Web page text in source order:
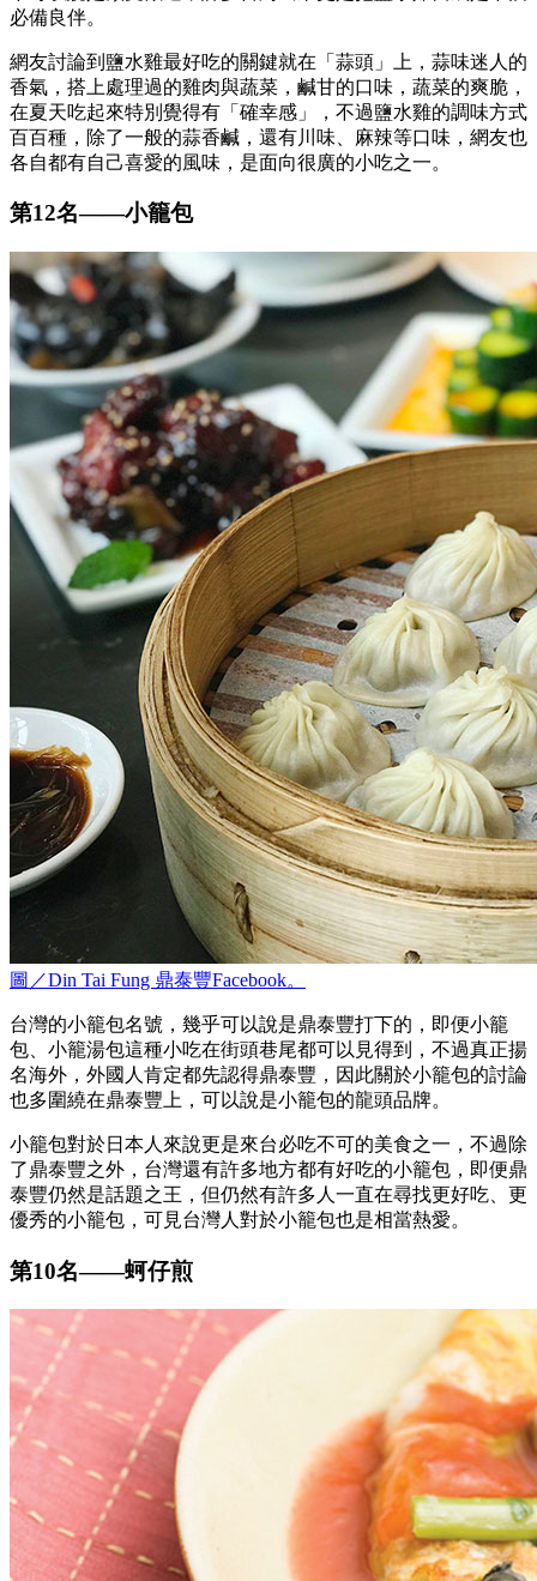
必備良伴。
網友討論到鹽水雞最好吃的關鍵就在「蒜頭」上，蒜味迷人的
香氣，搭上處理過的雞肉與蔬菜，鹹甘的口味，蔬菜的爽脆，
在夏天吃起來特別覺得有「確幸感」，不過鹽水雞的調味方式
百百種，除了一般的蒜香鹹，還有川味、麻辣等口味，網友也
各自都有自己喜愛的風味，是面向很廣的小吃之一。
第12名——小籠包
圖／Din Tai Fung 鼎泰豐Facebook。
台灣的小籠包名號，幾乎可以說是鼎泰豐打下的，即便小籠
包、小籠湯包這種小吃在街頭巷尾都可以見得到，不過真正揚
名海外，外國人肯定都先認得鼎泰豐，因此關於小籠包的討論
也多圍繞在鼎泰豐上，可以說是小籠包的龍頭品牌。
小籠包對於日本人來說更是來台必吃不可的美食之一，不過除
了鼎泰豐之外，台灣還有許多地方都有好吃的小籠包，即便鼎
泰豐仍然是話題之王，但仍然有許多人一直在尋找更好吃、更
優秀的小籠包，可見台灣人對於小籠包也是相當熱愛。
第10名——蚵仔煎